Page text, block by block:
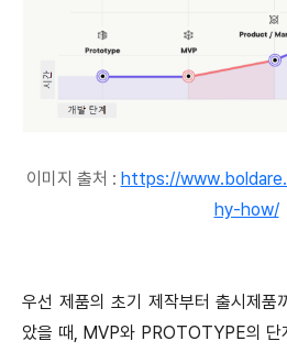
이미지 출처 : https://
hy-how/
우선 제품의 초기 제작부터 출시제품
았을 때, MVP와 PROTOTYPE의 단